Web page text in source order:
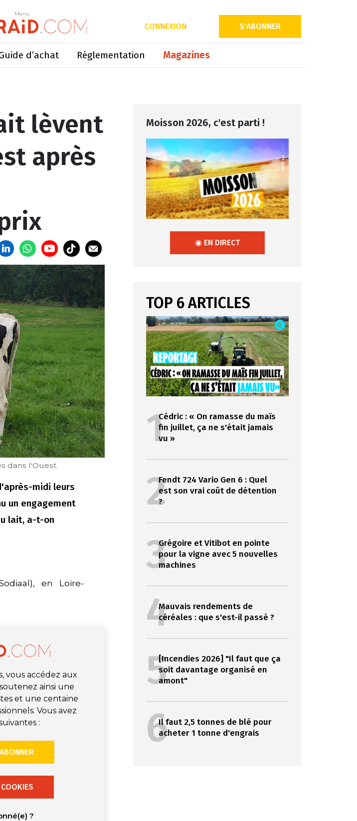
Menu
CONNEXION S'ABONNER
d’achat Réglementation Magazines
Menu
des coopératives sur les prix
lèvent
après
dans l'Ouest.
midi leurs
un engagement
lait, a-t-on
en Loire-
vous accédez aux
ainsi une
et une centaine
Vous avez
:
?
Moisson 2026, c'est parti !
◉ EN DIRECT
TOP 6 ARTICLES
1Cédric : « On ramasse du maïs
fin juillet, ça ne s'était jamais
vu »
2Fendt 724 Vario Gen 6 : Quel
est son vrai coût de détention
?
3Grégoire et Vitibot en pointe
pour la vigne avec 5 nouvelles
machines
4Mauvais rendements de
céréales : que s'est-il passé ?
5[Incendies 2026] "Il faut que ça
soit davantage organisé en
amont"
6Il faut 2,5 tonnes de blé pour
acheter 1 tonne d'engrais